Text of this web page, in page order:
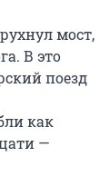
мост,
В это
поезд
как
—